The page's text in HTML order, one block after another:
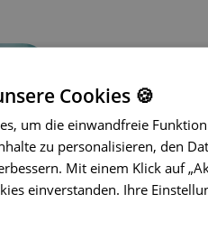
Im Sommer
Fragen
die
Cookies 🍪
um die einwandfreie
zu personalisieren, den
Mit einem Klick auf
einverstanden. Ihre